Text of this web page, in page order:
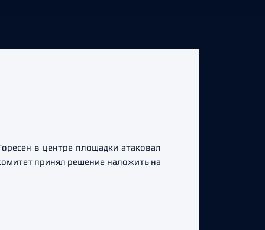
в центре площадки атаковал
принял решение наложить на